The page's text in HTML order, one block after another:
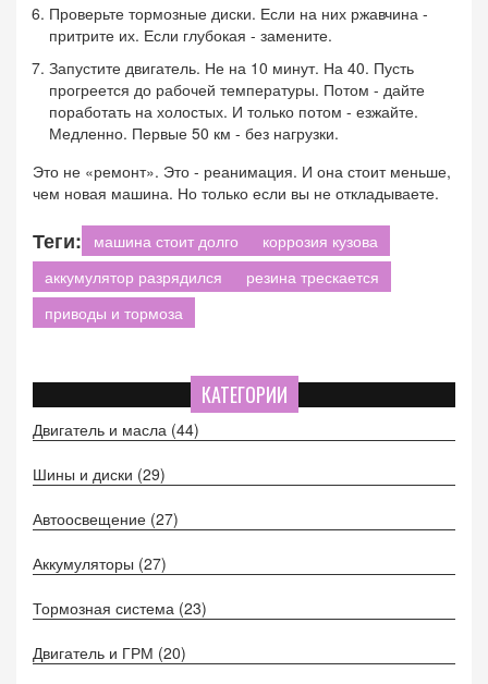
Проверьте тормозные диски. Если на них ржавчина -
притрите их. Если глубокая - замените.
Запустите двигатель. Не на 10 минут. На 40. Пусть
прогреется до рабочей температуры. Потом - дайте
поработать на холостых. И только потом - езжайте.
Медленно. Первые 50 км - без нагрузки.
Это не «ремонт». Это - реанимация. И она стоит меньше,
чем новая машина. Но только если вы не откладываете.
Теги: машина стоит долго
коррозия кузова
аккумулятор разрядился
резина трескается
приводы и тормоза
КАТЕГОРИИ
Двигатель и масла (44)
Шины и диски (29)
Автоосвещение (27)
Аккумуляторы (27)
Тормозная система (23)
Двигатель и ГРМ (20)